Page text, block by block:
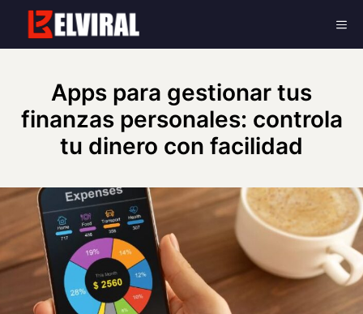
content
Apps para gestionar tus
finanzas personales: controla
tu dinero con facilidad